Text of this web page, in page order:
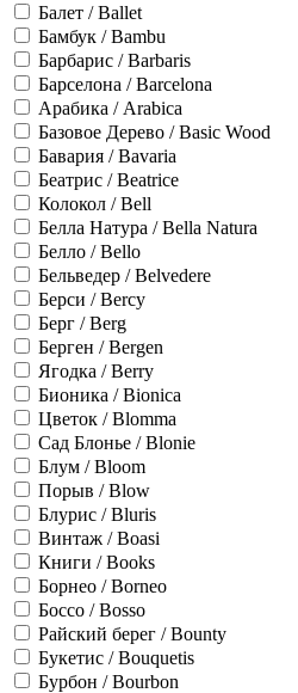
Балет / Ballet
Бамбук / Bambu
Барбарис / Barbaris
Барселона / Barcelona
Арабика / Arabica
Базовое Дерево / Basic Wood
Бавария / Bavaria
Беатрис / Beatrice
Колокол / Bell
Белла Натура / Bella Natura
Белло / Bello
Бельведер / Belvedere
Берси / Bercy
Берг / Berg
Берген / Bergen
Ягодка / Berry
Бионика / Bionica
Цветок / Blomma
Сад Блонье / Blonie
Блум / Bloom
Порыв / Blow
Блурис / Bluris
Винтаж / Boasi
Книги / Books
Борнео / Borneo
Боссо / Bosso
Райский берег / Bounty
Букетис / Bouquetis
Бурбон / Bourbon